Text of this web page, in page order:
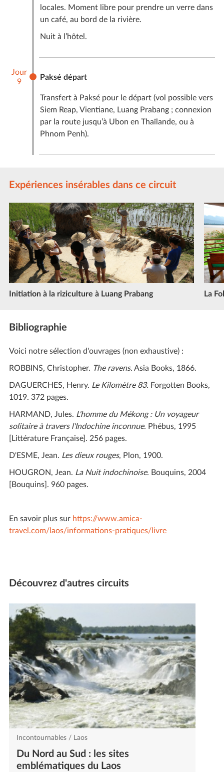
locales. Moment libre pour prendre un verre dans
un café, au bord de la rivière.
Nuit à l’hôtel.
Jour
9
Paksé départ
Transfert à Paksé pour le départ (vol possible vers
Siem Reap, Vientiane, Luang Prabang ; connexion
par la route jusqu’à Ubon en Thaïlande, ou à
Phnom Penh).
Expériences insérables dans ce circuit
Initiation à la riziculture à Luang Prabang La
Bibliographie
Voici notre sélection d'ouvrages (non exhaustive) :
ROBBINS, Christopher. The ravens. Asia Books, 1866.
DAGUERCHES, Henry. Le Kilomètre 83. Forgotten Books,
1019. 372 pages.
HARMAND, Jules. L'homme du Mékong : Un voyageur
solitaire à travers l'Indochine inconnue. Phébus, 1995
[Littérature Française]. 256 pages.
D'ESME, Jean. Les dieux rouges, Plon, 1900.
HOUGRON, Jean. La Nuit indochinoise. Bouquins, 2004
[Bouquins]. 960 pages.
En savoir plus sur https://www.amica-
travel.com/laos/informations-pratiques/livre
Découvrez d'autres circuits
Incontournables / Laos
Du Nord au Sud : les sites
emblématiques du Laos